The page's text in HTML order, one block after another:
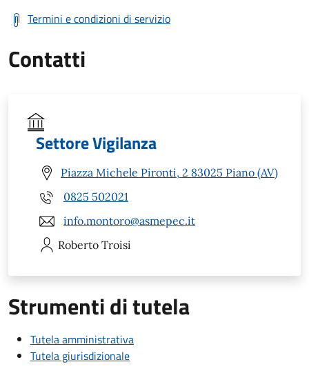
Termini e condizioni di servizio
Contatti
Settore Vigilanza
Piazza Michele Pironti, 2 83025 Piano (AV)
0825 502021
info.montoro@asmepec.it
Roberto Troisi
Strumenti di tutela
Tutela amministrativa
Tutela giurisdizionale